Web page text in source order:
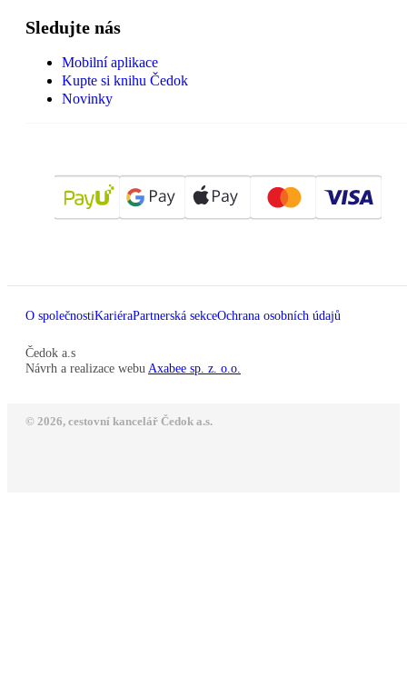
Sledujte nás
Mobilní aplikace
Kupte si knihu Čedok
Novinky
O společnostiKariéraPartnerská sekceOchrana osobních údajů
Čedok a.s
Návrh a realizace webu Axabee sp. z. o.o.
© 2026, cestovní kancelář Čedok a.s.